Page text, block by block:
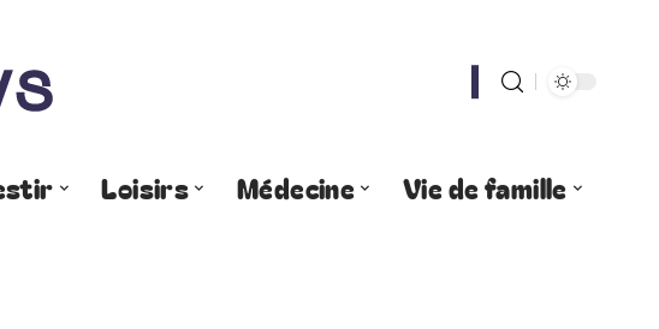
Loisirs Médecine
Vie de famille